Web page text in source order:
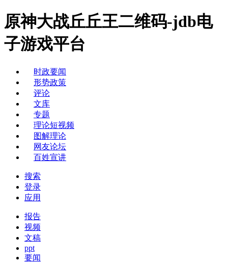
原神大战丘丘王二维码-jdb电
子游戏平台
时政要闻
形势政策
评论
文库
专题
理论短视频
图解理论
网友论坛
百姓宣讲
搜索
登录
应用
报告
视频
文稿
ppt
要闻